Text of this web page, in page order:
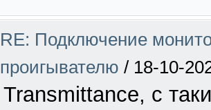
RE: Подключение
проигывателю / 18-10-
Transmittance, с